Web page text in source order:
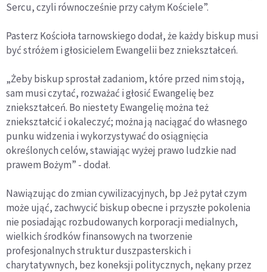
Sercu, czyli równocześnie przy całym Kościele”.
Pasterz Kościoła tarnowskiego dodał, że każdy biskup musi
być stróżem i głosicielem Ewangelii bez zniekształceń.
„Żeby biskup sprostał zadaniom, które przed nim stoją,
sam musi czytać, rozważać i głosić Ewangelię bez
zniekształceń. Bo niestety Ewangelię można też
zniekształcić i okaleczyć; można ją naciągać do własnego
punku widzenia i wykorzystywać do osiągnięcia
określonych celów, stawiając wyżej prawo ludzkie nad
prawem Bożym” - dodał.
Nawiązując do zmian cywilizacyjnych, bp Jeż pytał czym
może ująć, zachwycić biskup obecne i przyszłe pokolenia
nie posiadając rozbudowanych korporacji medialnych,
wielkich środków finansowych na tworzenie
profesjonalnych struktur duszpasterskich i
charytatywnych, bez koneksji politycznych, nękany przez